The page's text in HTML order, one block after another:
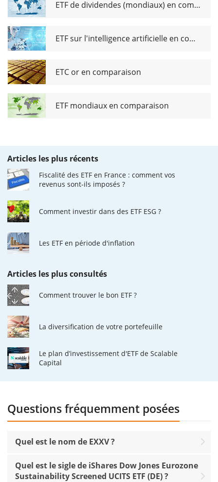
ETF de dividendes (mondiaux) en comparaison
ETF sur l'intelligence artificielle en comparaison
ETC or en comparaison
ETF mondiaux en comparaison
Articles les plus récents
Fiscalité des ETF en France : comment vos
revenus sont-ils imposés ?
Comment investir dans des ETF ESG ?
Les ETF en période d'inflation
Articles les plus consultés
Comment trouver le bon ETF ?
La diversification de votre portefeuille
Le plan d’investissement d'ETF de Scalable
Capital
Questions fréquemment posées
Quel est le nom de EXXV ?
Quel est le sigle de iShares Dow Jones Eurozone
Sustainability Screened UCITS ETF (DE) ?